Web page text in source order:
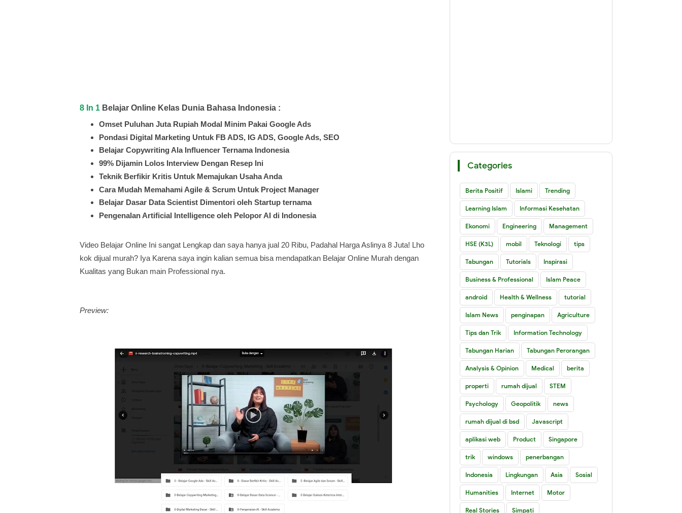
8 In 1 Belajar Online Kelas Dunia Bahasa Indonesia :
Omset Puluhan Juta Rupiah Modal Minim Pakai Google Ads
Pondasi Digital Marketing Untuk FB ADS, IG ADS, Google Ads, SEO
Belajar Copywriting Ala Influencer Ternama Indonesia
99% Dijamin Lolos Interview Dengan Resep Ini
Teknik Berfikir Kritis Untuk Memajukan Usaha Anda
Cara Mudah Memahami Agile & Scrum Untuk Project Manager
Belajar Dasar Data Scientist Dimentori oleh Startup ternama
Pengenalan Artificial Intelligence oleh Pelopor AI di Indonesia
Video Belajar Online Ini sangat Lengkap dan saya hanya jual 20 Ribu, Padahal Harga Aslinya 8 Juta! Lho
kok dijual murah? Iya Karena saya ingin kalian semua bisa mendapatkan Belajar Online Murah dengan
Kualitas yang Bukan main Professional nya.
Preview:
Categories
Berita Positif Islami Trending
Learning Islam Informasi Kesehatan
Ekonomi Engineering Management
HSE (K3L) mobil Teknologi tips
Tabungan Tutorials Inspirasi
Business & Professional Islam Peace
android Health & Wellness tutorial
Islam News penginapan Agriculture
Tips dan Trik Information Technology
Tabungan Harian Tabungan Perorangan
Analysis & Opinion Medical berita
properti rumah dijual STEM
Psychology Geopolitik news
rumah dijual di bsd Javascript
aplikasi web Product Singapore
trik windows penerbangan
Indonesia Lingkungan Asia Sosial
Humanities Internet Motor
Real Stories Simpati